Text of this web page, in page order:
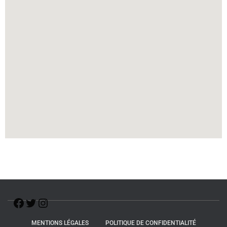
MENTIONS LÉGALES POLITIQUE DE CONFIDENTIALITÉ